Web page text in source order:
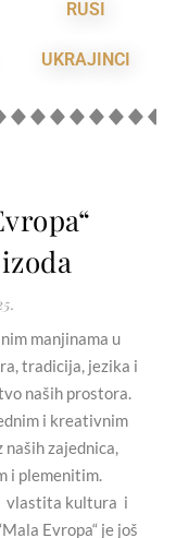
RUSI
UKRAJINCI
manjinama u
tradicija, jezika i
naših prostora.
i kreativnim
zajednica,
i plemenitim.
vlastita kultura i
Evropa“ je još